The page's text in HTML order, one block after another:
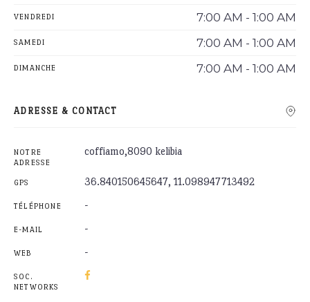
VENDREDI 7:00 AM - 1:00 AM
SAMEDI 7:00 AM - 1:00 AM
DIMANCHE 7:00 AM - 1:00 AM
ADRESSE & CONTACT
NOTRE
ADRESSE
coffiamo,8090 kelibia
GPS 36.840150645647, 11.098947713492
TÉLÉPHONE -
E-MAIL -
WEB -
SOC.
NETWORKS